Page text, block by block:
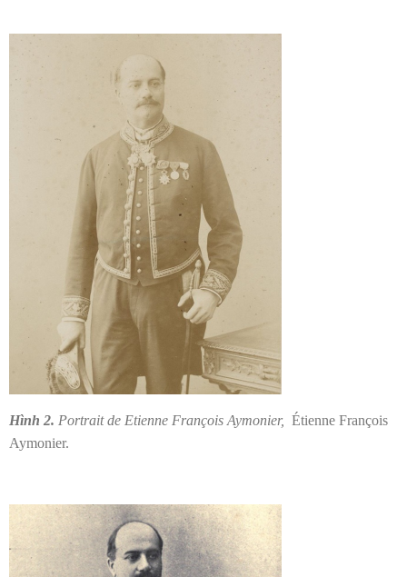
Hình 2. Portrait de Etienne François Aymonier, Étienne François
Aymonier.